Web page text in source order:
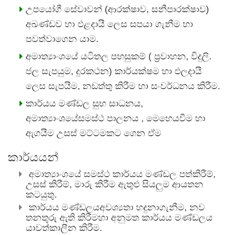
උපයෝගී සේවාවන් (ආරක්ෂාව, සනීපාරක්ෂාව)
අඛණ්ඩව හා ඵළදායී ලෙස සපයා ගැනීම හා
පවත්වාගෙන යාම.
අමාත්‍යාංශයේ යටිතල පහසුකම් ( ප්‍රවාහන, විදුලි.
ජල සැපයුම, දුරකථන) කාර්යක්ෂම හා ඵලදායී
ලෙස සැපයීම, නඩත්තු කිරීම හා සංවර්ධනය කිරීම.
කාර්යය මණ්ඩල සුභ සාධනය,
අමාත්‍යාංශයේසමස්ථ පාලනය , මෙහෙයවීම හා
ඇගයීම උසස් මට්ටමකට ගෙන ඒම
කාර්යයන්
අමාත්‍යාංශයේ සමස්ථ කාර්යය මණ්ඩල පත්කිරීම්,
උසස් කිරීම්, මාරු කිරීම ඇතුළු සියලුම ආයතන
කටයුතු.
කාර්යය මණ්ඩලයඅවශ්‍යතා හදුනාගැනීම, නව
තනතුරු ඇති කිරීමහා අනුමත කාර්යය මණ්ඩලය
යාවත්කාලීන කිරීම.